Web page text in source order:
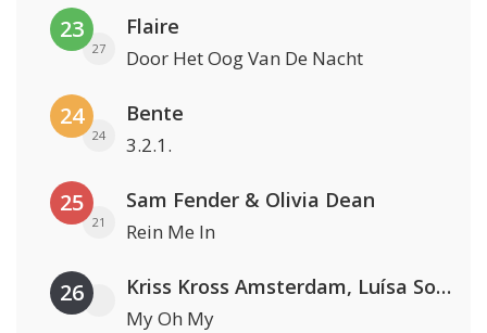
23
27
Flaire
Door Het Oog Van De Nacht
24
24
Bente
3.2.1.
25
21
Sam Fender & Olivia Dean
Rein Me In
26 Kriss Kross Amsterdam, Luísa Sonza & Willy William
My Oh My